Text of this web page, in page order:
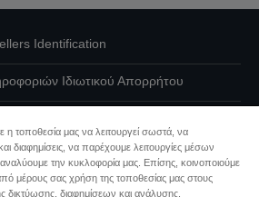
Identification
Ιδιωτικού Απορρήτου
μαζί μας για τα δεδομένα σας
σχετικά με τα cookie
τοποθεσία μας να λειτουργεί σωστά, να
διαφημίσεις, να παρέχουμε λειτουργίες μέσων
την κυκλοφορία μας. Επίσης, κοινοποιούμε
μέρους σας χρήση της τοποθεσίας μας στους
δικτύωσης, διαφημίσεων και ανάλυσης.